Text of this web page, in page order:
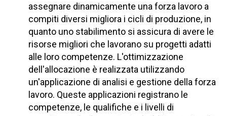
assegnare dinamicamente una forza lavoro a
compiti diversi migliora i cicli di produzione, in
quanto uno stabilimento si assicura di avere le
risorse migliori che lavorano su progetti adatti
alle loro competenze. L'ottimizzazione
dell'allocazione è realizzata utilizzando
un'applicazione di analisi e gestione della forza
lavoro. Queste applicazioni registrano le
competenze, le qualifiche e i livelli di